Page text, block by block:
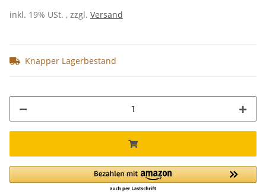
inkl. 19% USt. , zzgl. Versand
Knapper Lagerbestand